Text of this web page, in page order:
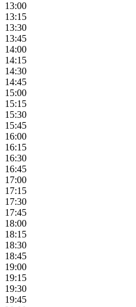
13:00
13:15
13:30
13:45
14:00
14:15
14:30
14:45
15:00
15:15
15:30
15:45
16:00
16:15
16:30
16:45
17:00
17:15
17:30
17:45
18:00
18:15
18:30
18:45
19:00
19:15
19:30
19:45